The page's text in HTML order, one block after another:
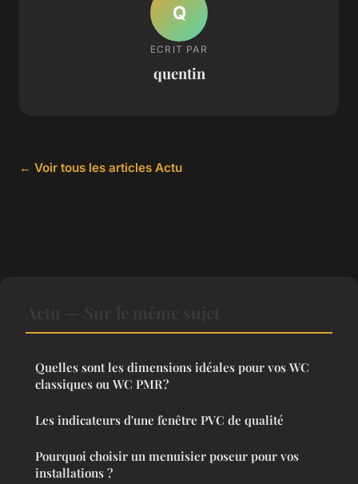
Q
ECRIT PAR
quentin
← Voir tous les articles Actu
Quelles sont les dimensions idéales pour vos WC
classiques ou WC PMR ?
Les indicateurs d'une fenêtre PVC de qualité
Pourquoi choisir un menuisier poseur pour vos
installations ?